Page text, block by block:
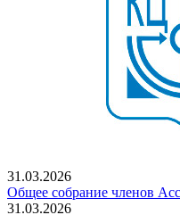
31.03.2026
Общее собрание членов
31.03.2026